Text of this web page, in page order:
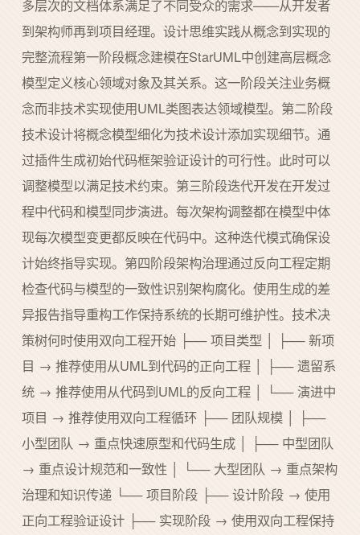
多层次的文档体系满足了不同受众的需求——从开发者
到架构师再到项目经理。设计思维实践从概念到实现的
完整流程第一阶段概念建模在StarUML中创建高层概念
模型定义核心领域对象及其关系。这一阶段关注业务概
念而非技术实现使用UML类图表达领域模型。第二阶段
技术设计将概念模型细化为技术设计添加实现细节。通
过插件生成初始代码框架验证设计的可行性。此时可以
调整模型以满足技术约束。第三阶段迭代开发在开发过
程中代码和模型同步演进。每次架构调整都在模型中体
现每次模型变更都反映在代码中。这种迭代模式确保设
计始终指导实现。第四阶段架构治理通过反向工程定期
检查代码与模型的一致性识别架构腐化。使用生成的差
异报告指导重构工作保持系统的长期可维护性。技术决
策树何时使用双向工程开始 ├── 项目类型 │ ├── 新项
目 → 推荐使用从UML到代码的正向工程 │ ├── 遗留系
统 → 推荐使用从代码到UML的反向工程 │ └── 演进中
项目 → 推荐使用双向工程循环 ├── 团队规模 │ ├──
小型团队 → 重点快速原型和代码生成 │ ├── 中型团队
→ 重点设计规范和一致性 │ └── 大型团队 → 重点架构
治理和知识传递 └── 项目阶段 ├── 设计阶段 → 使用
正向工程验证设计 ├── 实现阶段 → 使用双向工程保持